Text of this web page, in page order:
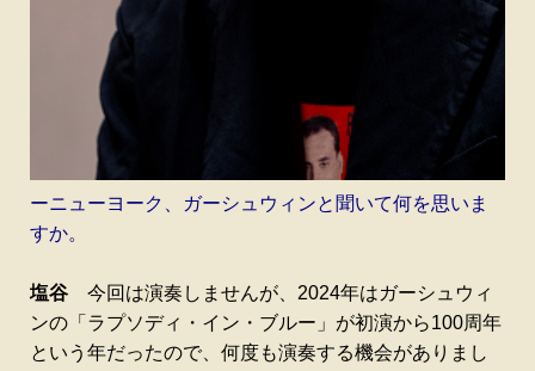
ーニューヨーク、ガーシュウィンと聞いて何を思いま
すか。
塩谷 今回は演奏しませんが、2024年はガーシュウィ
ンの「ラプソディ・イン・ブルー」が初演から100周年
という年だったので、何度も演奏する機会がありまし